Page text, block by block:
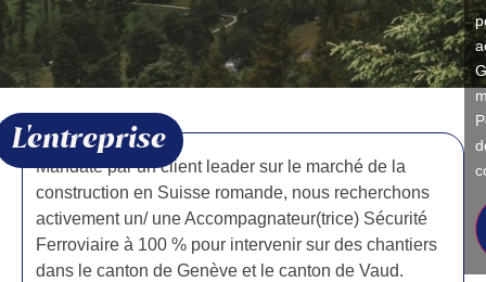
L'entreprise
Mandaté par un client leader sur le marché de la
construction en Suisse romande, nous recherchons
activement un/ une Accompagnateur(trice) Sécurité
Ferroviaire à 100 % pour intervenir sur des chantiers
dans le canton de Genève et le canton de Vaud.